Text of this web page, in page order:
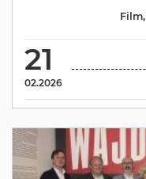
21
02.2026
Film,